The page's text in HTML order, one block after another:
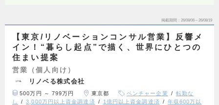
掲載期間 26/08/06～26/08/19
【東京/リノベーションコンサル営業】反響メ
イン！“暮らし起点”で描く、世界にひとつの
住まい提案
営業（個人向け）
リノベる株式会社
500万円 ～ 799万円 東京都 ベンチャー企業
転勤な
し
3,000万円以上資金調達済 1億円以上資金調達済
年収600万以